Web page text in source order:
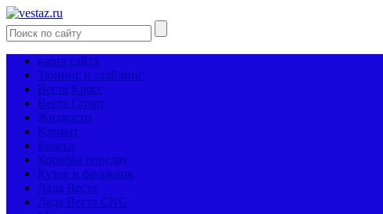
карта сайта
Тюнинг и стайлинг
Веста Кросс
Веста Спорт
Жидкости
Климат
Колеса
Коробка передач
Кузов и багажник
Лада Веста
Лада Веста CNG